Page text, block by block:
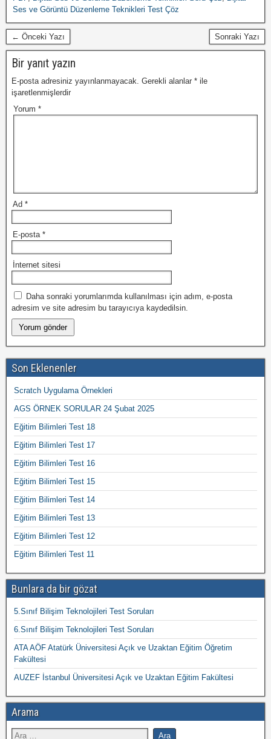
Ses ve Görüntü Düzenleme Teknikleri Test Çöz
← Önceki Yazı Sonraki Yazı
Bir yanıt yazın
E-posta adresiniz yayınlanmayacak. Gerekli alanlar * ile
işaretlenmişlerdir
Yorum *
Ad *
E-posta *
İnternet sitesi
Daha sonraki yorumlarımda kullanılması için adım, e-posta
adresim ve site adresim bu tarayıcıya kaydedilsin.
Son Eklenenler
Scratch Uygulama Örnekleri
AGS ÖRNEK SORULAR 24 Şubat 2025
Eğitim Bilimleri Test 18
Eğitim Bilimleri Test 17
Eğitim Bilimleri Test 16
Eğitim Bilimleri Test 15
Eğitim Bilimleri Test 14
Eğitim Bilimleri Test 13
Eğitim Bilimleri Test 12
Eğitim Bilimleri Test 11
Bunlara da bir gözat
5.Sınıf Bilişim Teknolojileri Test Soruları
6.Sınıf Bilişim Teknolojileri Test Soruları
ATA AÖF Atatürk Üniversitesi Açık ve Uzaktan Eğitim Öğretim
Fakültesi
AUZEF İstanbul Üniversitesi Açık ve Uzaktan Eğitim Fakültesi
Arama